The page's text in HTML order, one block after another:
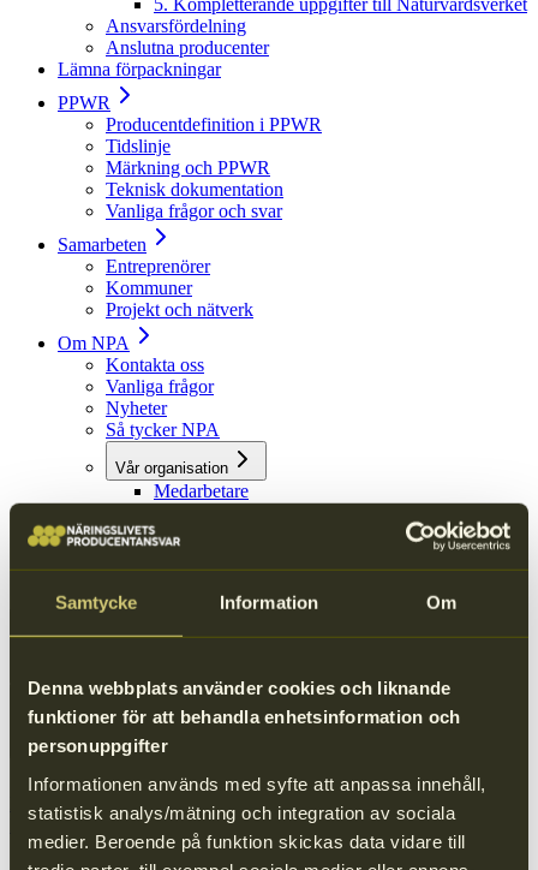
Samtycke Information Om
Denna webbplats använder cookies och liknande
funktioner för att behandla enhetsinformation och
personuppgifter
Informationen används med syfte att anpassa innehåll,
statistisk analys/mätning och integration av sociala
medier. Beroende på funktion skickas data vidare till
5. Kompletterande uppgifter till Naturvårdsverket
Ansvarsfördelning
Anslutna producenter
Lämna förpackningar
PPWR
Producentdefinition i PPWR
Tidslinje
Märkning och PPWR
Teknisk dokumentation
Vanliga frågor och svar
Samarbeten
Entreprenörer
Kommuner
Projekt och nätverk
Om NPA
Kontakta oss
Vanliga frågor
Nyheter
Så tycker NPA
Vår organisation
Medarbetare
Integritetspolicy
Om kakor
Language
Language
Kundportal
Kundportal